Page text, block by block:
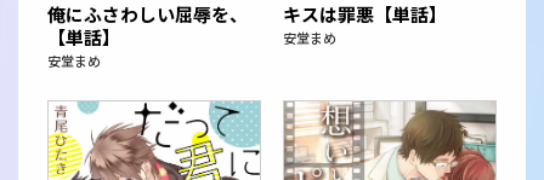
俺にふさわしい屈辱を、
【単話】
安堂まめ
キスは罪悪【単話】
安堂まめ